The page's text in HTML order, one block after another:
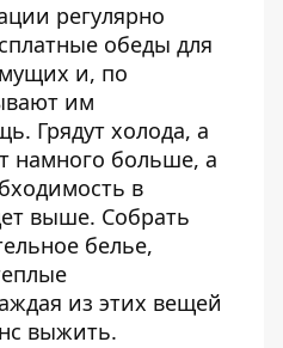
регулярно
обеды для
и, по
им
Грядут холода, а
намного больше, а
в
выше. Собрать
белье,
из этих вещей
выжить.